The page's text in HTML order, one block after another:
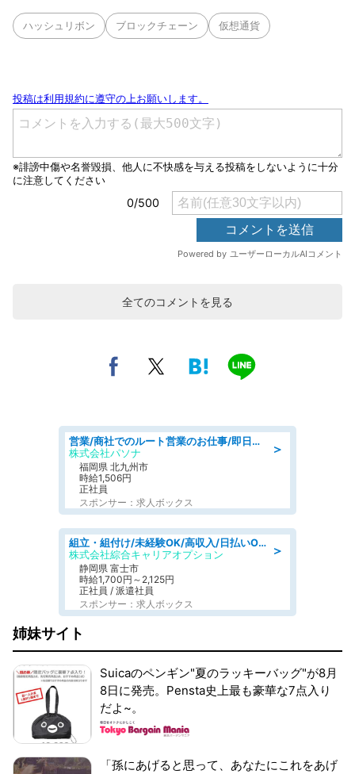
ハッシュリボン ブロックチェーン 仮想通貨
全てのコメントを見る
＞
営業/商社でのルート営業のお仕事/即日勤務可/車通勤可/営業
株式会社パソナ
福岡県 北九州市
時給1,506円
正社員
スポンサー：求人ボックス
＞
組立・組付け/未経験OK/高収入/日払いOK/交替制/20・30・40代活躍中
株式会社綜合キャリアオプション
静岡県 富士市
時給1,700円～2,125円
正社員 / 派遣社員
スポンサー：求人ボックス
姉妹サイト
Suicaのペンギン"夏のラッキーバッグ"が8月
8日に発売。Pensta史上最も豪華な7点入り
だよ~。
「孫にあげると思って、あなたにこれをあげ